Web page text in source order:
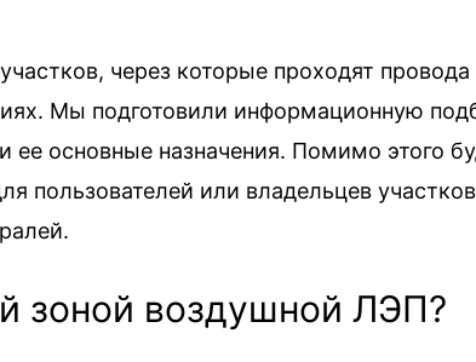
через которые проходят
Мы подготовили информационную
ее основные назначения. Помимо этого
пользователей или владельцев
зоной воздушной ЛЭП?